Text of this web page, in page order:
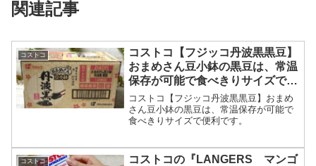
関連記事
コストコ
コストコ【フジッコ丹波黒黒豆】
おまめさん豆小鉢の黒豆は、常温
保存が可能で食べきりサイズで便
利です。
コストコ【フジッコ丹波黒黒豆】おまめ
さん豆小鉢の黒豆は、常温保存が可能で
食べきりサイズで便利です。
コストコ
コストコの『LANGERS マンゴ